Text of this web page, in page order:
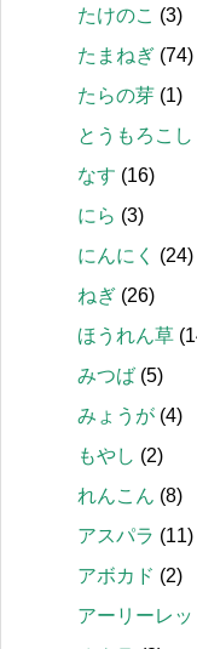
たけのこ (3)
たまねぎ (74)
たらの芽 (1)
とうもろこし
なす (16)
にら (3)
にんにく
(24)
ねぎ (26)
ほうれん草
みつば (5)
みょうが (4)
もやし (2)
れんこん (8)
アスパラ (11)
アボカド (2)
アーリーレッ